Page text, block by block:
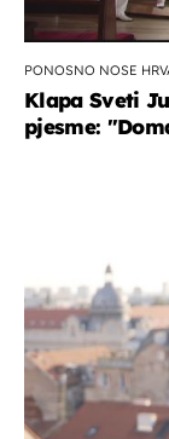
PONOSNO NOSE
Klapa Sveti
pjesme: